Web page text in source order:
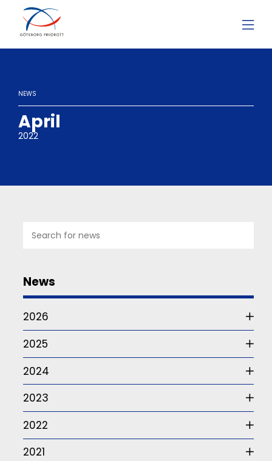
NEWS
April
2022
News
2026
2025
2024
2023
2022
2021
01
2022
Är
du
framtidens
internationella
ledare?
Ansök
innan
7
april!
13